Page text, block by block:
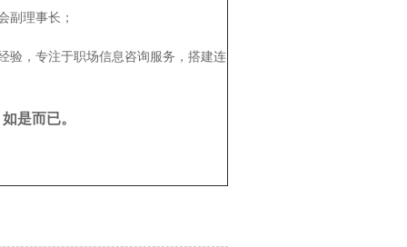
副理事长；
验，专注于职场信息咨询服务，搭建连
是而已。